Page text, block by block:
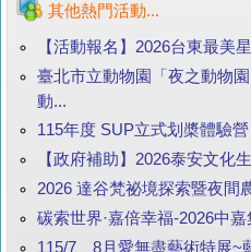
其他熱門活動...
【活動報名】2026台東最美
臺北市立動物園「夜之動物
動...
115年度 SUP立式划槳體驗
【政府補助】2026泰安文化
2026 達谷梵祕境探索暨夜間
碳索世界·嘉倍幸福-2026中
115/7、8月愛無盡藝術特展~